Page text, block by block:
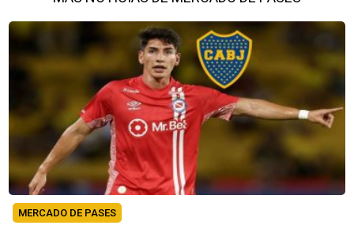
MERCADO DE PASES